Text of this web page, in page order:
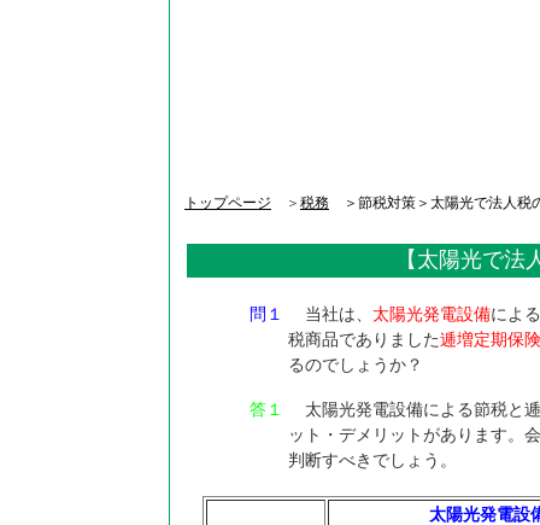
トップページ ＞ 税務 ＞節税対策＞太陽光で法人税
【太陽光で法
問１ 当社は、 太陽光発電設備による
税商品でありました逓増定期保険
るのでしょうか？
答１
太陽光発電設備による節税と
ット・デメリットがあります。
判断すべきでしょう。
太陽光発電設